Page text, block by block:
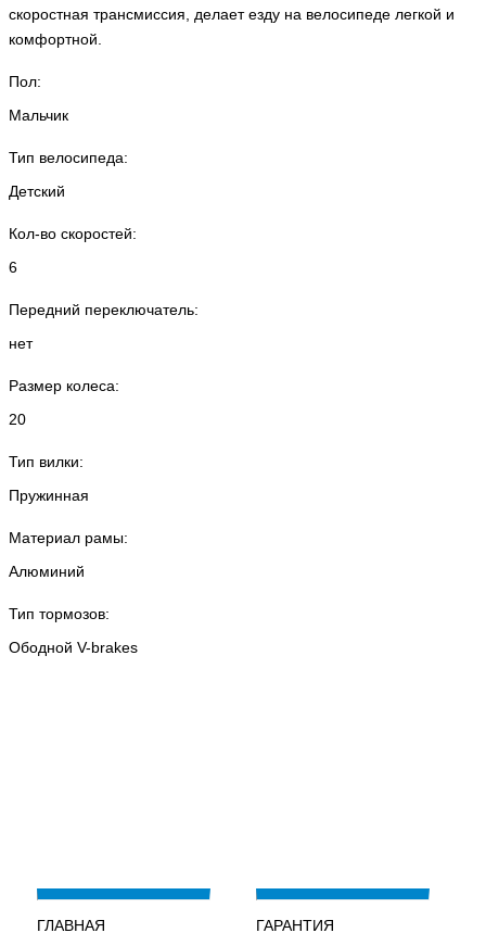
скоростная трансмиссия, делает езду на велосипеде легкой и
комфортной.
Пол:
Мальчик
Тип велосипеда:
Детский
Кол-во скоростей:
6
Передний переключатель:
нет
Размер колеса:
20
Тип вилки:
Пружинная
Материал рамы:
Алюминий
Тип тормозов:
Ободной V-brakes
ГЛАВНАЯ ГАРАНТИЯ